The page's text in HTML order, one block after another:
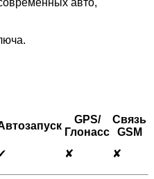
GPS/
Глонасс
Связь
GSM
✘ ✘